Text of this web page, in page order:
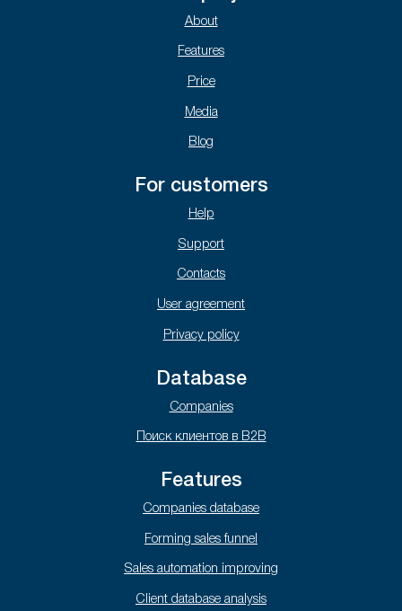
About
Features
Price
Media
Blog
For customers
Help
Support
Contacts
User agreement
Privacy policy
Database
Companies
Поиск клиентов в B2B
Features
Companies database
Forming sales funnel
Sales automation improving
Client database analysis